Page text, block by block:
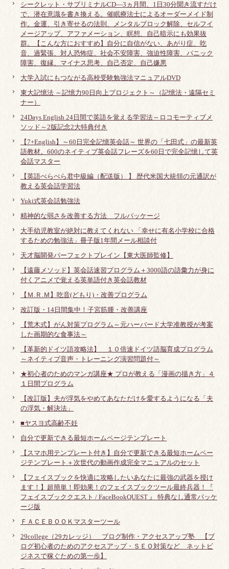
シークレット・サブリミナルCD―3ヵ月間、1日30分聞き流すだけ
で、潜在意識を書き換える。催眠療法士によるオーダーメイド制
作。金運、引き寄せるの法則、メンタルブロック解除、セルフイ
メージアップ、アファメーション、瞑想、自己暗示にも効果抜
群。【こんな方におすすめ】自分に自信がない、あがり症、吃
音、過緊張、対人恐怖症、社会不安障害、強迫性障害、パニック
障害、復縁、マイナス思考、自己否定、自己嫌悪
大学入試にもつながる高校受験勉強法マニュアルDVD
東大記憶法 ～記憶力90日向上プロジェクト～（記憶法・遠隔セミ
ナー）
24Days English 24日間で英語を覚える学習法～ロコモーティブメ
ソッド～2版記念2大特典付き
【7+English】～60日完全記憶英会話～ 世界の「七田式」の最新英
語教材。600のネイティブ英会話フレーズを60日で完全記憶して英
会話マスター
【英語ぺらぺら君中級編（配送版） 】 歴代米国大統領の元通訳が
教える英会話学習法
Yuki式英会話勉強法
精神的な弱さを改善する方法 フルパッケージ
大手幼児教室が絶対に教えてくれない 「幸せに有名小学校に合格
するための勉強法」冊子版1年間メール相談付
天才脳開発パーフェクトブレイン【東大医師監修】
【遠藤メソッド】英会話速習プログラム＋3000語の語彙力が身に
付くアニメで覚える英単語付き英会話教材
【Ｍ.Ｒ.Ｍ】吃音(どもり)・改善プログラム
改訂版・14日間集中！子宮筋腫・改善講座
【荒木式】がん対策プログラム～元ハーバード大学准教授が考案
した画期的な食事法～
【革新的ドイツ語攻略法】 １０倍速ドイツ語脳育成プログラム
～ネイティブ音声・トレーニング演習問題付～
★初心者のためのマンガ講座★ プロが教える「漫画の描き方」４
１日間プログラム
【改訂版】夫が浮気をやめてあなただけを愛するようになる「夫
の浮気・解決法」
■ヤスヨ式高齢不妊
自分で更新できる最短ホームページテンプレート
【スマホ用テンプレート付き】自分で更新できる最短ホームペー
ジテンプレート＋次世代の動画作成完全マニュアルのセット
【フェイスブックを快適に攻略したいあなたに最強の武器を授け
ます！】超簡単！即効果！のフェイスブックツール最終兵器！『
フェイスブッククエスト / FaceBookQUEST 』 特典なし通常パッケ
ージ版
ＦＡＣＥＢＯＯＫマスターツール
29college（29カレッジ） ブログ制作・アクセスアップ塾 【ブ
ログ初心者のためのアクセスアップ・ＳＥＯ対策など ネットビ
ジネスで稼ぐための第一歩】